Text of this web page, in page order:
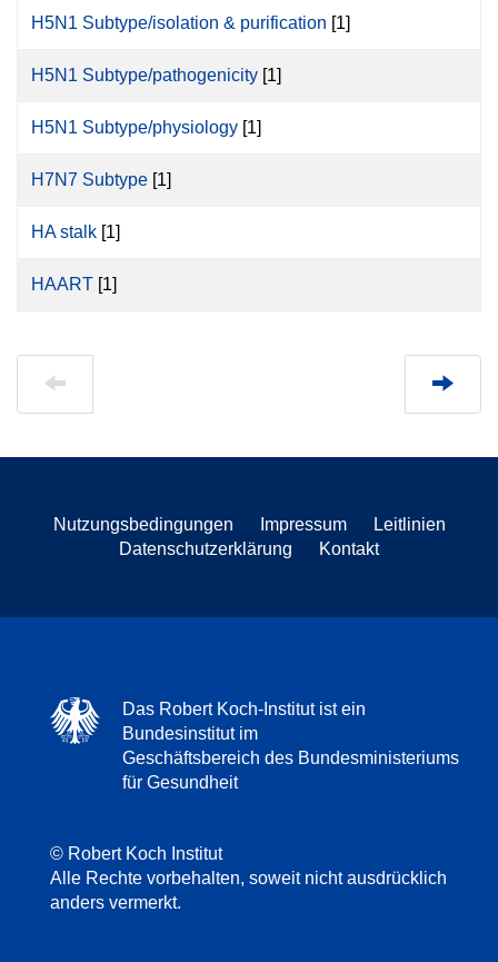
H5N1 Subtype/isolation & purification [1]
H5N1 Subtype/pathogenicity [1]
H5N1 Subtype/physiology [1]
H7N7 Subtype [1]
HA stalk [1]
HAART [1]
Nutzungsbedingungen Impressum
Leitlinien
Datenschutzerklärung
Kontakt
Das Robert Koch-Institut ist ein
Bundesinstitut im
Geschäftsbereich des Bundesministeriums
für Gesundheit
© Robert Koch Institut
Alle Rechte vorbehalten, soweit nicht ausdrücklich
anders vermerkt.